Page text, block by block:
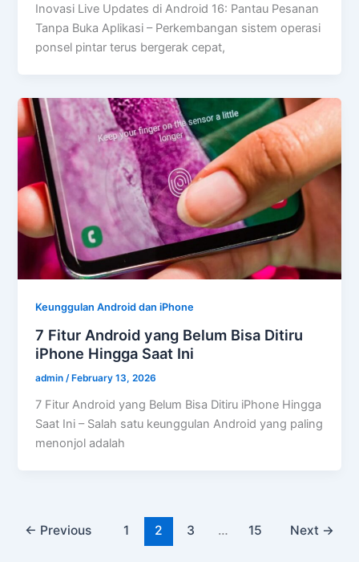
Inovasi Live Updates di Android 16: Pantau Pesanan
Tanpa Buka Aplikasi – Perkembangan sistem operasi
ponsel pintar terus bergerak cepat,
Keunggulan Android dan iPhone
7 Fitur Android yang Belum Bisa Ditiru
iPhone Hingga Saat Ini
admin/ February 13, 2026
7 Fitur Android yang Belum Bisa Ditiru iPhone Hingga
Saat Ini – Salah satu keunggulan Android yang paling
menonjol adalah
← Previous 1 2 3 … 15 Next →